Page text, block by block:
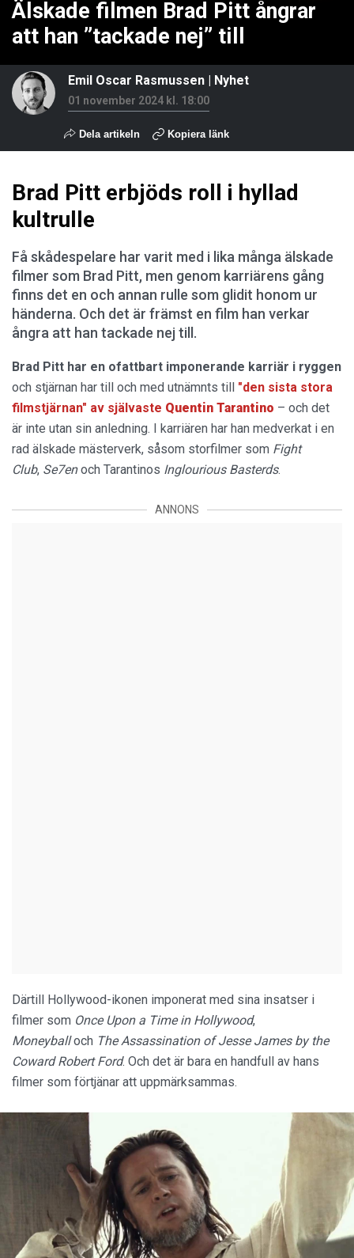
Älskade filmen Brad Pitt ångrar
att han ”tackade nej” till
Emil Oscar Rasmussen Nyhet
01 november 2024 kl. 18:00
Dela artikeln Kopiera länk
Brad Pitt erbjöds roll i hyllad
kultrulle
Få skådespelare har varit med i lika många älskade
filmer som Brad Pitt, men genom karriärens gång
finns det en och annan rulle som glidit honom ur
händerna. Och det är främst en film han verkar
ångra att han tackade nej till.
Brad Pitt har en ofattbart imponerande karriär i ryggen
och stjärnan har till och med utnämnts till "den sista stora
filmstjärnan" av självaste Quentin Tarantino – och det
är inte utan sin anledning. I karriären har han medverkat i en
rad älskade mästerverk, såsom storfilmer som Fight
Club, Se7enoch Tarantinos Inglourious Basterds.
ANNONS
Därtill Hollywood-ikonen imponerat med sina insatser i
filmer som Once Upon a Time in Hollywood,
Moneyballoch The Assassination of Jesse James by the
Coward Robert Ford. Och det är bara en handfull av hans
filmer som förtjänar att uppmärksammas.